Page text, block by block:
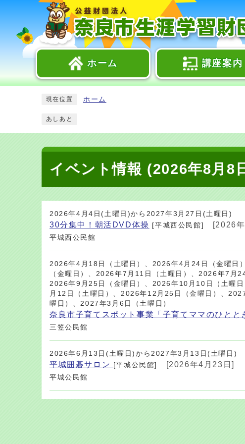
ホーム 講座案内
現在位置 ホーム
あしあと
イベント情報 (2026年8月8
2026年4月4日(土曜日)から2027年3月27日(土曜日)
30分集中！朝活DVD体操 [平城西公民館] [2026
平城西公民館
2026年4月18日（土曜日）、2026年4月24日（金曜日
（金曜日）、2026年7月11日（土曜日）、2026年7月
2026年9月25日（金曜日）、2026年10月10日（土曜
月12日（土曜日）、2026年12月25日（金曜日）、
曜日）、2027年3月6日（土曜日）
奈良市子育てスポット事業「子育てママのひとと
三笠公民館
2026年6月13日(土曜日)から2027年3月13日(土曜日)
平城囲碁サロン [平城公民館] [2026年4月23日]
平城公民館